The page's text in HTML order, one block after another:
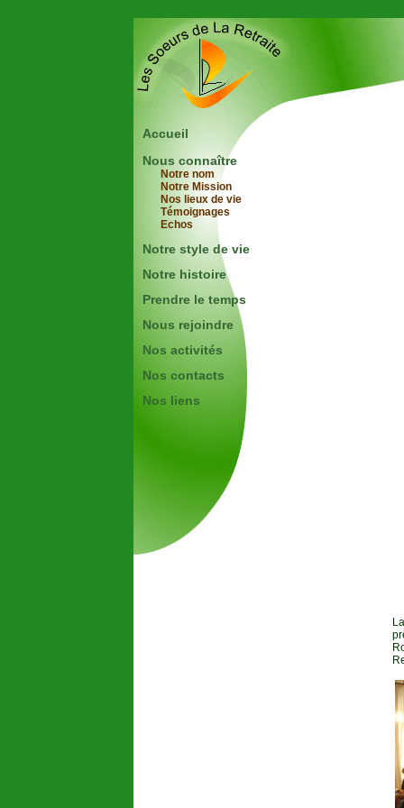
Accueil
Nous connaître
Notre nom
Notre Mission
Nos lieux de vie
Témoignages
Echos
Notre style de vie
Notre histoire
Prendre le temps
Nous rejoindre
Nos activités
Nos contacts
Nos liens